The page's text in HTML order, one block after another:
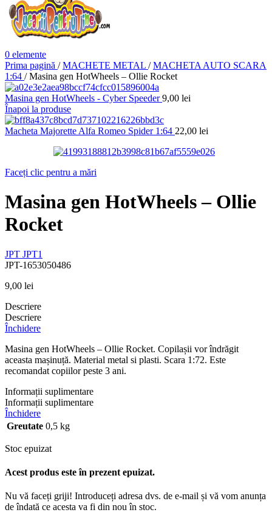
0 elemente
Prima pagină / MACHETE METAL / MACHETA AUTO SCARA
1:64 / Masina gen HotWheels – Ollie Rocket
Masina gen HotWheels - Cyber Speeder9,00 lei
Înapoi la produse
Macheta Majorette Alfa Romeo Spider 1:64 22,00 lei
Faceți clic pentru a mări
Masina gen HotWheels – Ollie
Rocket
JPT JPT1
JPT-1653050486
9,00 lei
Descriere
Descriere
Închidere
Masina gen HotWheels – Ollie Rocket. Copilașii vor îndrăgit
aceasta mașinuță. Material metal si plasti. Scara 1:72. Este
recomandat copiilor peste 3 ani.
Informații suplimentare
Informații suplimentare
Închidere
Greutate 0,5 kg
Stoc epuizat
Acest produs este în prezent epuizat.
Nu vă faceți griji! Introduceți adresa dvs. de e-mail și vă vom anunța
de îndată ce acesta va fi din nou în stoc.